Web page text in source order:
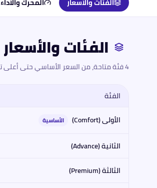
الفئات والأسعار
4 فئة متاحة، من السعر الأساسي حتى أعلى تجهيز
الفئة
الأولى (Comfort)
الأساسية
الثانية (Advance)
الثالثة (Premium)